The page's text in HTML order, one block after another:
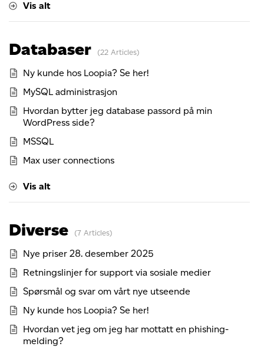
Vis alt
Databaser 22 Articles
Ny kunde hos Loopia? Se her!
MySQL administrasjon
Hvordan bytter jeg database passord på min
WordPress side?
MSSQL
Max user connections
Vis alt
Diverse 7 Articles
Nye priser 28. desember 2025
Retningslinjer for support via sosiale medier
Spørsmål og svar om vårt nye utseende
Ny kunde hos Loopia? Se her!
Hvordan vet jeg om jeg har mottatt en phishing-
melding?